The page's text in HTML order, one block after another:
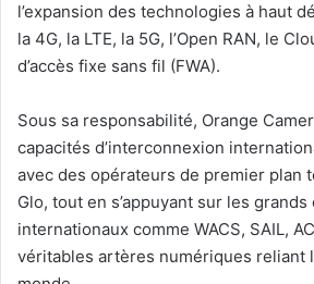
l’expansion des technologies à haut
la 4G, la LTE, la 5G, l’Open RAN, le
d’accès fixe sans fil (FWA).
Sous sa responsabilité, Orange
capacités d’interconnexion
avec des opérateurs de premier plan
Glo, tout en s’appuyant sur les
internationaux comme WACS, SAIL,
véritables artères numériques reliant